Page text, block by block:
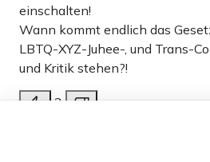
einschalten!
Wann kommt endlich das
LBTQ-XYZ-Juhee-, und Trans-
und Kritik stehen?!
3